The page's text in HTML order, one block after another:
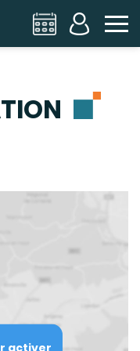
activer